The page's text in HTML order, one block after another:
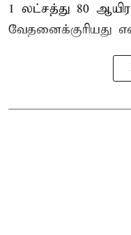
1 லட்சத்து 80
வேதனைக்குரியது